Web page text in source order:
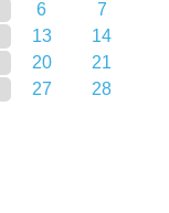
6
7
13
14
20
21
27
28